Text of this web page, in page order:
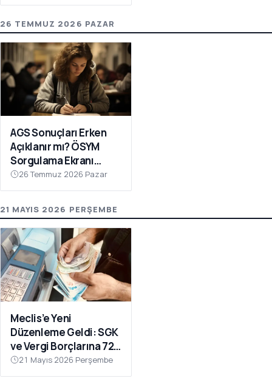
26 TEMMUZ 2026 PAZAR
AGS Sonuçları Erken
Açıklanır mı? ÖSYM
Sorgulama Ekranı
Açılıyor!
26 Temmuz 2026 Pazar
21 MAYIS 2026 PERŞEMBE
Meclis’e Yeni
Düzenleme Geldi: SGK
ve Vergi Borçlarına 72
Ay Taksit İmkânı
21 Mayıs 2026 Perşembe